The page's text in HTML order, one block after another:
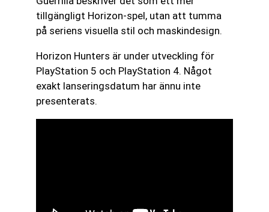
tillgängligt Horizon-spel, utan att tumma
på seriens visuella stil och maskindesign.
Horizon Hunters är under utveckling för
PlayStation 5 och PlayStation 4. Något
exakt lanseringsdatum har ännu inte
presenterats.